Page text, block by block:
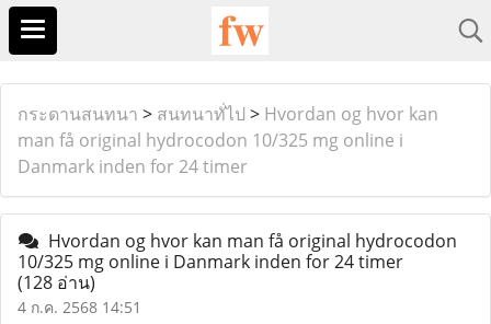
กระดานสนทนา > สนทนาทั่ไป > Hvordan og hvor kan
man få original hydrocodon 10/325 mg online i
Danmark inden for 24 timer
Hvordan og hvor kan man få original hydrocodon
10/325 mg online i Danmark inden for 24 timer
(128 อ่าน)
4 ก.ค. 2568 14:51